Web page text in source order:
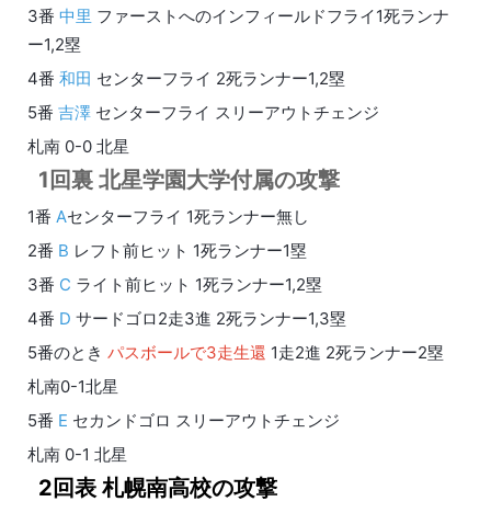
3番 中里 ファーストへのインフィールドフライ1死ランナ
ー1,2塁
4番 和田 センターフライ 2死ランナー1,2塁
5番 吉澤 センターフライ スリーアウトチェンジ
札南 0-0 北星
1回裏 北星学園大学付属の攻撃
1番 Aセンターフライ 1死ランナー無し
2番 B レフト前ヒット 1死ランナー1塁
3番 C ライト前ヒット 1死ランナー1,2塁
4番 D サードゴロ2走3進 2死ランナー1,3塁
5番のとき パスボールで3走生還 1走2進 2死ランナー2塁
札南0-1北星
5番 E セカンドゴロ スリーアウトチェンジ
札南 0-1 北星
2回表 札幌南高校の攻撃